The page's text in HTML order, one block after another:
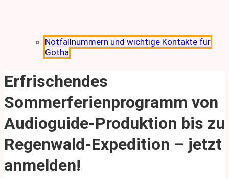
Notfallnummern und wichtige Kontakte für
Gotha
Erfrischendes
Sommerferienprogramm von
Audioguide-Produktion bis zu
Regenwald-Expedition – jetzt
anmelden!